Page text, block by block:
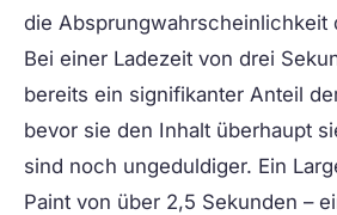
die Absprungwahrscheinlichkeit
Bei einer Ladezeit von drei
bereits ein signifikanter Anteil
bevor sie den Inhalt überhaupt
sind noch ungeduldiger. Ein
Paint von über 2,5 Sekunden –